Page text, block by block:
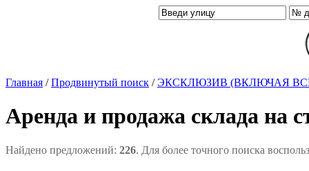
Главная /Продвинутый поиск /ЭКСКЛЮЗИВ (ВКЛЮЧАЯ
Аренда и продажа склада на
Найдено предложений: 226. Для более точного поиска